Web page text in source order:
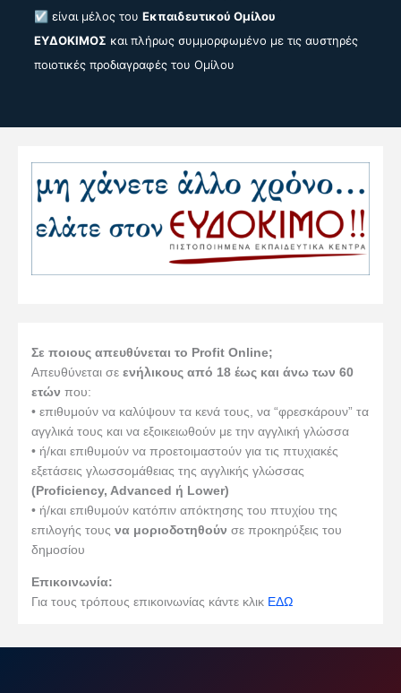
☑️ είναι μέλος του Εκπαιδευτικού Ομίλου
ΕΥΔΟΚΙΜΟΣ και πλήρως συμμορφωμένο με τις αυστηρές
ποιοτικές προδιαγραφές του Ομίλου
Σε ποιους απευθύνεται το Profit Online;
Aπευθύνεται σε ενήλικους από 18 έως και άνω των 60
ετών που:
• επιθυμούν να καλύψουν τα κενά τους, να “φρεσκάρουν” τα
αγγλικά τους και να εξοικειωθούν με την αγγλική γλώσσα
• ή/και επιθυμούν να προετοιμαστούν για τις πτυχιακές
εξετάσεις γλωσσομάθειας της αγγλικής γλώσσας
(Proficiency, Advanced ή Lower)
• ή/και επιθυμούν κατόπιν απόκτησης του πτυχίου της
επιλογής τους να μοριοδοτηθούν σε προκηρύξεις του
δημοσίου
Επικοινωνία:
Για τους τρόπους επικοινωνίας κάντε κλικ ΕΔΩ